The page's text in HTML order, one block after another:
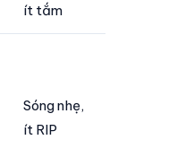
ít tắm
Sóng nhẹ,
ít RIP